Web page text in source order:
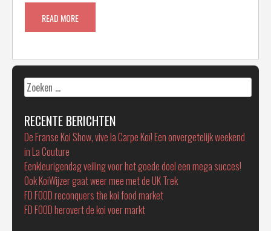
READ MORE
Zoeken
naar:
RECENTE BERICHTEN
De Franse Koi Show, vive la Carpe Koï! Een onvergetelijk weekend
in La Couture
Eenkleurigendag veiling voor het goede doel een mega succes!
Ook KoiWijzer gaat weer mee met de UK Trek
FD FOOD reconquers the koi food market
FD FOOD herovert de koi voer markt